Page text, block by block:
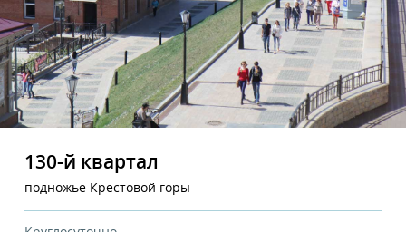
130-й квартал
подножье Крестовой горы